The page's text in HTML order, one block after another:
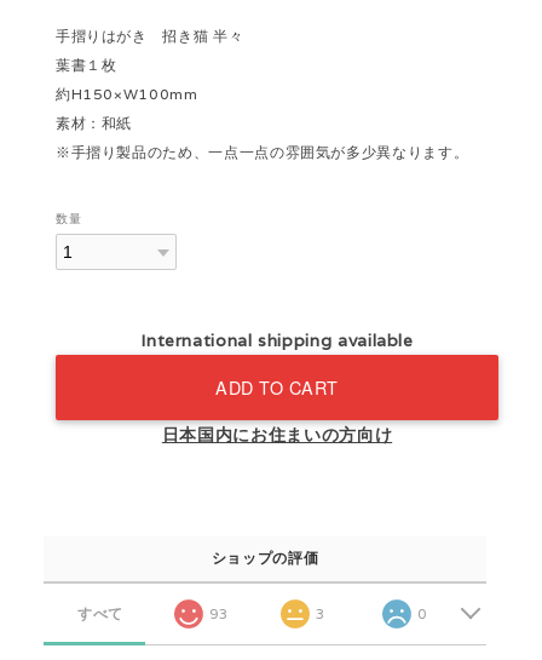
手摺りはがき 招き猫 半々
葉書１枚
約H150×W100mm
素材：和紙
※手摺り製品のため、一点一点の雰囲気が多少異なります。
数量
International shipping available
ADD TO CART
日本国内にお住まいの方向け
ショップの評価
すべて 93 3 0